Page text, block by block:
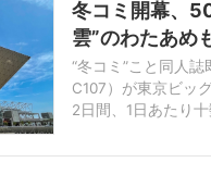
冬コミ開幕、
雲”のわたあめ
“冬コミ”こと同人
C107）が東京ビッ
2日間、1日あたり
から丸50周年の節